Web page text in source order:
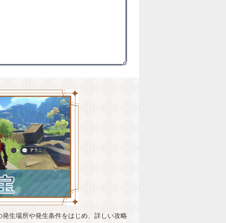
生場所や発生条件をはじめ、詳しい攻略